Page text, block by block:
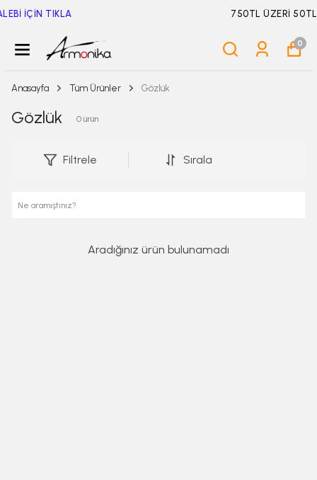
750TL ÜZERİ 50TL İNDİRİM
0
Anasayfa Tüm Ürünler Gözlük
Gözlük 0 ürün
Filtrele Sırala
Aradığınız ürün bulunamadı